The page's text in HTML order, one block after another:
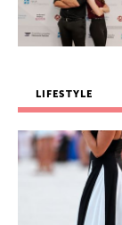
LIFESTYLE